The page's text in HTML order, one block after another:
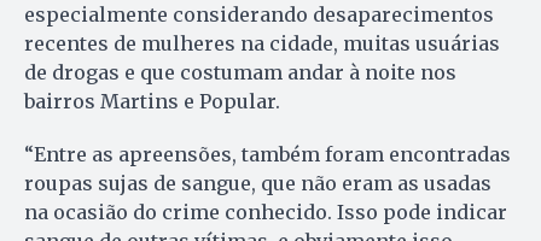
especialmente considerando desaparecimentos
recentes de mulheres na cidade, muitas usuárias
de drogas e que costumam andar à noite nos
bairros Martins e Popular.
“Entre as apreensões, também foram encontradas
roupas sujas de sangue, que não eram as usadas
na ocasião do crime conhecido. Isso pode indicar